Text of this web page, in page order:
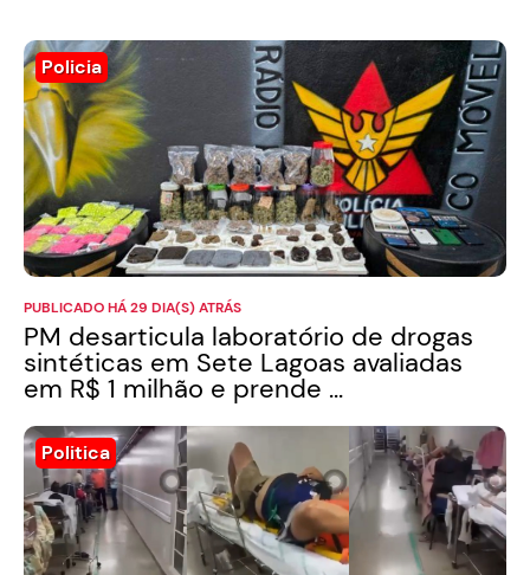
Policia
PUBLICADO HÁ 29 DIA(S) ATRÁS
PM desarticula laboratório de drogas
sintéticas em Sete Lagoas avaliadas
em R$ 1 milhão e prende ...
Politica